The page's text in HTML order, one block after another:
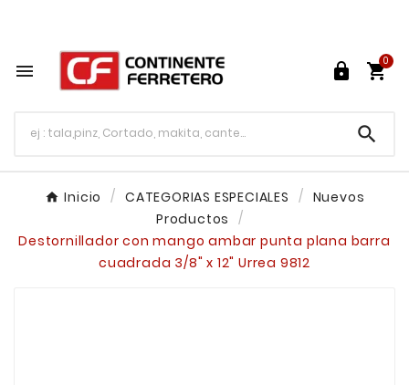
  
0

Inicio CATEGORIAS ESPECIALES
Nuevos
Productos
Destornillador con mango ambar punta plana barra
cuadrada 3/8" x 12" Urrea 9812